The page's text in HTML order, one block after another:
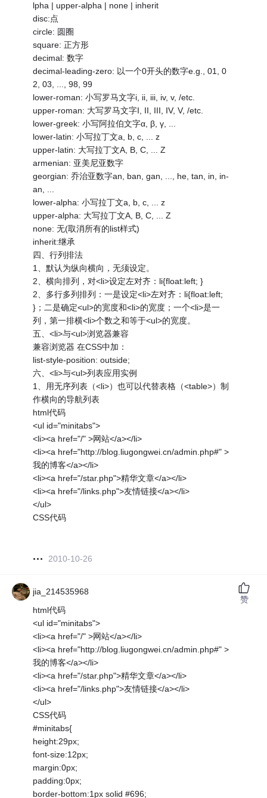
lpha | upper-alpha | none | inherit
disc:点
circle: 圆圈
square: 正方形
decimal: 数字
decimal-leading-zero: 以一个0开头的数字e.g., 01, 0
2, 03, ..., 98, 99
lower-roman: 小写罗马文字i, ii, iii, iv, v, /etc.
upper-roman: 大写罗马文字I, II, III, IV, V, /etc.
lower-greek: 小写阿拉伯文字α, β, γ, ...
lower-latin: 小写拉丁文a, b, c, ... z
upper-latin: 大写拉丁文A, B, C, ... Z
armenian: 亚美尼亚数字
georgian: 乔治亚数字an, ban, gan, ..., he, tan, in, in-
an, ...
lower-alpha: 小写拉丁文a, b, c, ... z
upper-alpha: 大写拉丁文A, B, C, ... Z
none: 无(取消所有的list样式)
inherit:继承
四、行列排法
1、默认为纵向横向，无须设定。
2、横向排列，对<li>设定左对齐：li{float:left; }
2、多行多列排列：一是设定<li>左对齐：li{float:left;
}；二是确定<ul>的宽度和<li>的宽度；一个<li>是一
列，第一排横<li>个数之和等于<ul>的宽度。
五、<li>与<ul>浏览器兼容
兼容浏览器 在CSS中加：
list-style-position: outside;
六、<li>与<ul>列表应用实例
1、用无序列表（<li>）也可以代替表格（<table>）制
作横向的导航列表
html代码
<ul id="minitabs">
<li><a href="/" >网站</a></li>
<li><a href="http://blog.liugongwei.cn/admin.php#" >
我的博客</a></li>
<li><a href="/star.php">精华文章</a></li>
<li><a href="/links.php">友情链接</a></li>
</ul>
CSS代码
2010-10-26
jia_214535968
html代码
<ul id="minitabs">
<li><a href="/" >网站</a></li>
<li><a href="http://blog.liugongwei.cn/admin.php#" >
我的博客</a></li>
<li><a href="/star.php">精华文章</a></li>
<li><a href="/links.php">友情链接</a></li>
</ul>
CSS代码
#minitabs{
height:29px;
font-size:12px;
margin:0px;
padding:0px;
border-bottom:1px solid #696;
赞